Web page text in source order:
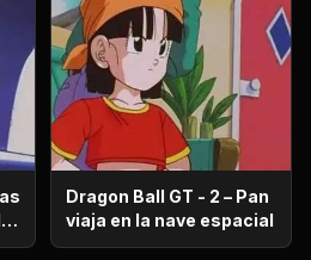
Dragon Ball GT - 2 – Pan
viaja en la nave espacial